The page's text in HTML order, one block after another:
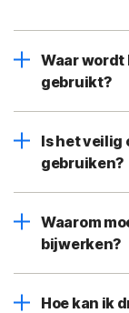
Waar wordt
gebruikt?
Is het veilig
gebruiken?
Waarom
bijwerken?
Hoe kan ik